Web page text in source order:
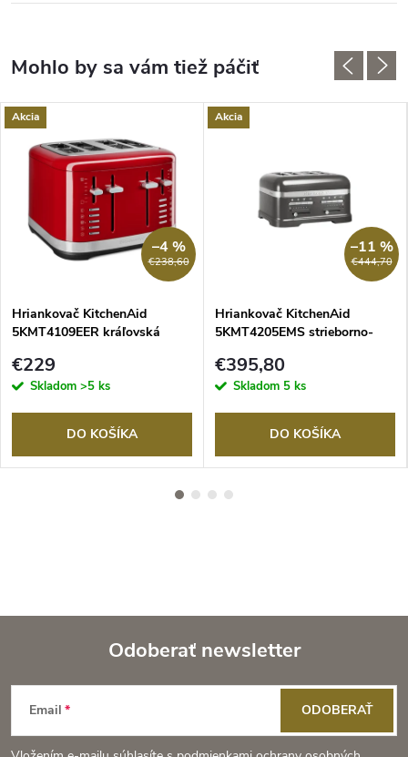
Akcia
€238,60
–4 %
Hriankovač KitchenAid
5KMT4109EER kráľovská
€229
Skladom >5 ks
DO KOŠÍKA
Akcia
€444,70
–11 %
Hriankovač KitchenAid
5KMT4205EMS strieborno-
€395,80
Skladom 5 ks
DO KOŠÍKA
Z
á
Odoberať newsletter
Email ODOBERAŤ